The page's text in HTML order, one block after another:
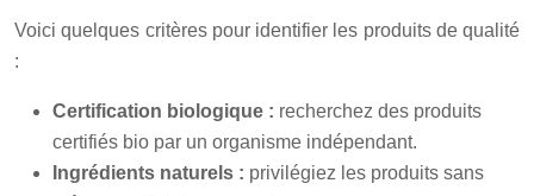
Voici quelques critères pour identifier les produits de qualité
:
Certification biologique : recherchez des produits
certifiés bio par un organisme indépendant.
Ingrédients naturels : privilégiez les produits sans